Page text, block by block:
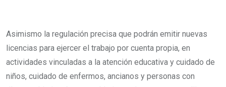
Asimismo la regulación precisa que podrán emitir nuevas
licencias para ejercer el trabajo por cuenta propia, en
actividades vinculadas a la atención educativa y cuidado de
niños, cuidado de enfermos, ancianos y personas con